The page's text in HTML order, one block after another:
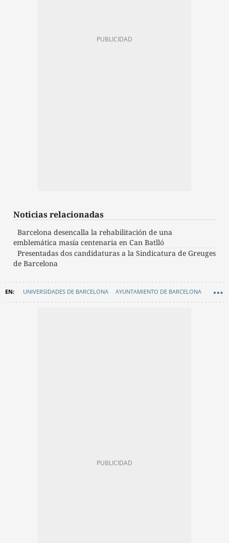
Noticias relacionadas
Barcelona desencalla la rehabilitación de una
emblemática masía centenaria en Can Batlló
Presentadas dos candidaturas a la Sindicatura de Greuges
de Barcelona
UNIVERSIDADES DE BARCELONA AYUNTAMIENTO DE BARCELONA